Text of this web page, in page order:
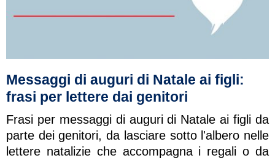
Messaggi di auguri di Natale ai figli:
frasi per lettere dai genitori
Frasi per messaggi di auguri di Natale ai figli da
parte dei genitori, da lasciare sotto l'albero nelle
lettere natalizie che accompagna i regali o da